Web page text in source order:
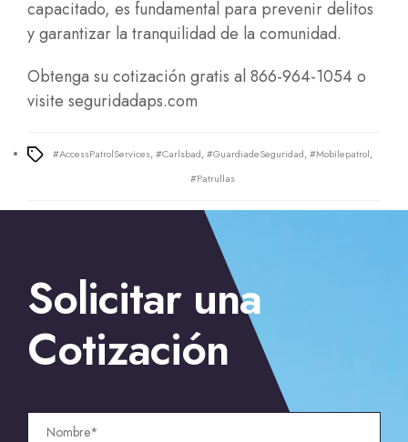
capacitado, es fundamental para prevenir delitos
y garantizar la tranquilidad de la comunidad.
Obtenga su cotización gratis al 866-964-1054 o
visite seguridadaps.com
Tags
#AccessPatrolServices,#Carlsbad,#GuardiadeSeguridad,#Mobilepatrol,
#Patrullas
Solicitar una
Cotización